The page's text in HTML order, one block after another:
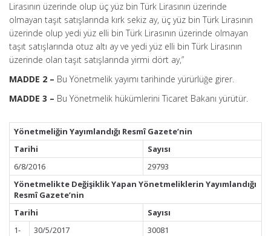
Lirasının üzerinde olup üç yüz bin Türk Lirasının üzerinde
olmayan taşıt satışlarında kırk sekiz ay, üç yüz bin Türk Lirasının
üzerinde olup yedi yüz elli bin Türk Lirasının üzerinde olmayan
taşıt satışlarında otuz altı ay ve yedi yüz elli bin Türk Lirasının
üzerinde olan taşıt satışlarında yirmi dört ay,”
MADDE 2 – Bu Yönetmelik yayımı tarihinde yürürlüğe girer.
MADDE 3 – Bu Yönetmelik hükümlerini Ticaret Bakanı yürütür.
Yönetmeliğin Yayımlandığı Resmî Gazete’nin
Tarihi
Sayısı
6/8/2016
29793
Yönetmelikte Değişiklik Yapan Yönetmeliklerin Yayımlandığı
Resmî Gazete’nin
Tarihi
Sayısı
1-
30/5/2017
30081